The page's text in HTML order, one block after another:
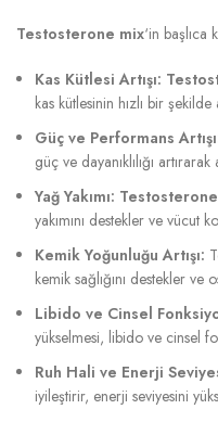
Testosterone mix‘in başlıca
Kas Kütlesi Artışı:
kas kütlesinin hızlı bir şekilde
Güç ve Performans
güç ve dayanıklılığı
Yağ Yakımı:
yakımını destekler ve vücut
Kemik Yoğunluğu Artışı:
kemik sağlığını destekler ve
Libido ve Cinsel
yükselmesi, libido ve cinsel
Ruh Hali ve Enerji
iyileştirir, enerji seviyesini